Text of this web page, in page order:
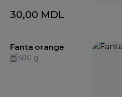
30,00 MDL
Fanta orange
500 g